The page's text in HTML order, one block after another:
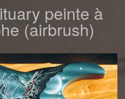
peinte à
(airbrush)